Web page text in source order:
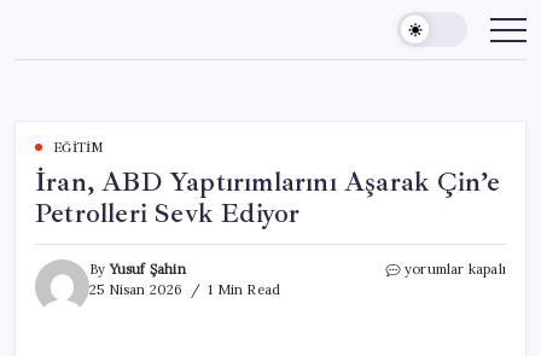
content
EĞITIM
İran, ABD Yaptırımlarını Aşarak Çin’e
Petrolleri Sevk Ediyor
ByYusuf Şahin
25 Nisan 2026
1 Min Read
İran,
yorumlar kapalı